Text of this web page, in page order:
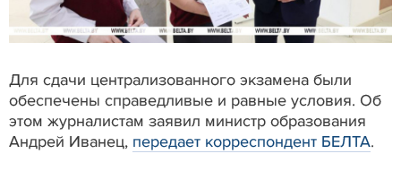
Для сдачи централизованного экзамена были
обеспечены справедливые и равные условия. Об
этом журналистам заявил министр образования
Андрей Иванец, передает корреспондент БЕЛТА.